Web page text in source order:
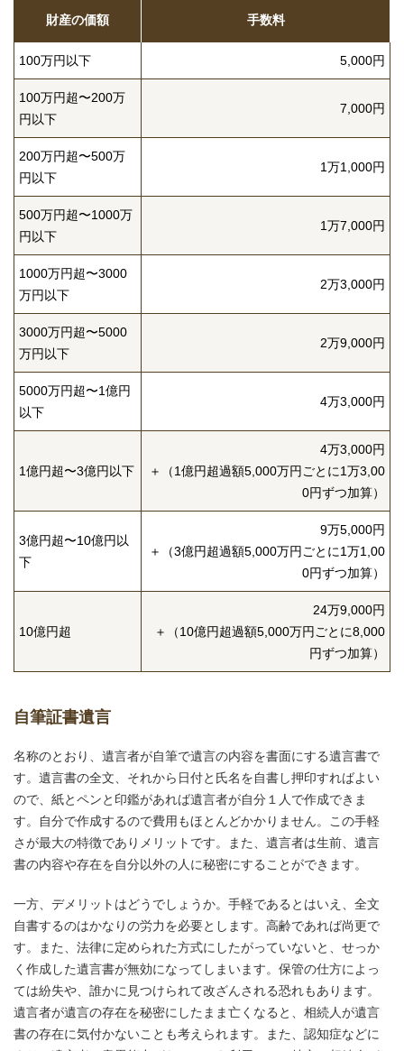
財産の価額 手数料
100万円以下 5,000円
100万円超〜200万
円以下
7,000円
200万円超〜500万
円以下
1万1,000円
500万円超〜1000万
円以下
1万7,000円
1000万円超〜3000
万円以下
2万3,000円
3000万円超〜5000
万円以下
2万9,000円
5000万円超〜1億円
以下
4万3,000円
1億円超〜3億円以下
4万3,000円
＋（1億円超過額5,000万円ごとに1万3,00
0円ずつ加算）
3億円超〜10億円以
下
9万5,000円
＋（3億円超過額5,000万円ごとに1万1,00
0円ずつ加算）
10億円超
24万9,000円
＋（10億円超過額5,000万円ごとに8,000
円ずつ加算）
自筆証書遺言
名称のとおり、遺言者が自筆で遺言の内容を書面にする遺言書で
す。遺言書の全文、それから日付と氏名を自書し押印すればよい
ので、紙とペンと印鑑があれば遺言者が自分１人で作成できま
す。自分で作成するので費用もほとんどかかりません。この手軽
さが最大の特徴でありメリットです。また、遺言者は生前、遺言
書の内容や存在を自分以外の人に秘密にすることができます。
一方、デメリットはどうでしょうか。手軽であるとはいえ、全文
自書するのはかなりの労力を必要とします。高齢であれば尚更で
す。また、法律に定められた方式にしたがっていないと、せっか
く作成した遺言書が無効になってしまいます。保管の仕方によっ
ては紛失や、誰かに見つけられて改ざんされる恐れもあります。
遺言者が遺言の存在を秘密にしたまま亡くなると、相続人が遺言
書の存在に気付かないことも考えられます。また、認知症などに